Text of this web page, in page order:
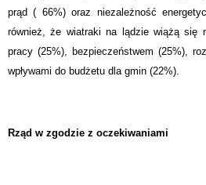
prąd ( 66%) oraz niezależność
również, że wiatraki na lądzie wiążą się
pracy (25%), bezpieczeństwem (25%),
wpływami do budżetu dla gmin (22%).
Rząd w zgodzie z oczekiwaniami